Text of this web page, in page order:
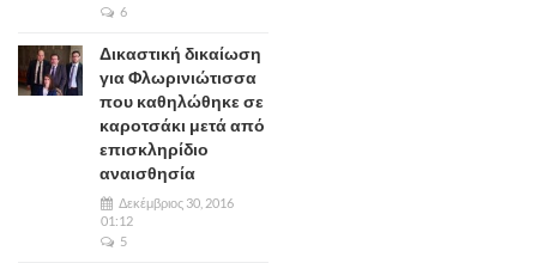
6
Δικαστική δικαίωση
για Φλωρινιώτισσα
που καθηλώθηκε σε
καροτσάκι μετά από
επισκληρίδιο
αναισθησία
Δεκέμβριος 30, 2016
01:12
5